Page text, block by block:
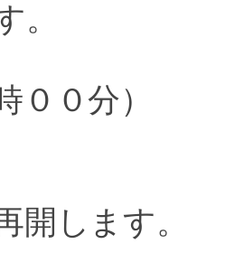
。
００分）
します。